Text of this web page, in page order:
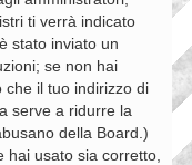
ti verrà indicato
stato inviato un
se non hai
che il tuo indirizzo di
serve a ridurre la
della Board.)
hai usato sia corretto,